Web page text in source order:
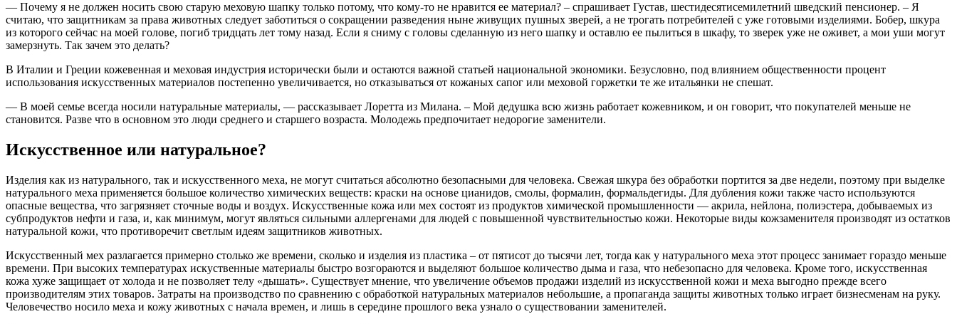
— Почему я не должен носить свою старую меховую шапку только потому, что кому-то не нравится ее материал? – спрашивает Густав, шестидесятисемилетний шведский пенсионер. – Я
считаю, что защитникам за права животных следует заботиться о сокращении разведения ныне живущих пушных зверей, а не трогать потребителей с уже готовыми изделиями. Бобер, шкура
из которого сейчас на моей голове, погиб тридцать лет тому назад. Если я сниму с головы сделанную из него шапку и оставлю ее пылиться в шкафу, то зверек уже не оживет, а мои уши могут
замерзнуть. Так зачем это делать?
В Италии и Греции кожевенная и меховая индустрия исторически были и остаются важной статьей национальной экономики. Безусловно, под влиянием общественности процент
использования искусственных материалов постепенно увеличивается, но отказываться от кожаных сапог или меховой горжетки те же итальянки не спешат.
— В моей семье всегда носили натуральные материалы, — рассказывает Лоретта из Милана. – Мой дедушка всю жизнь работает кожевником, и он говорит, что покупателей меньше не
становится. Разве что в основном это люди среднего и старшего возраста. Молодежь предпочитает недорогие заменители.
Искусственное или натуральное?
Изделия как из натурального, так и искусственного меха, не могут считаться абсолютно безопасными для человека. Свежая шкура без обработки портится за две недели, поэтому при выделке
натурального меха применяется большое количество химических веществ: краски на основе цианидов, смолы, формалин, формальдегиды. Для дубления кожи также часто используются
опасные вещества, что загрязняет сточные воды и воздух. Искусственные кожа или мех состоят из продуктов химической промышленности — акрила, нейлона, полиэстера, добываемых из
субпродуктов нефти и газа, и, как минимум, могут являться сильными аллергенами для людей с повышенной чувствительностью кожи. Некоторые виды кожзаменителя производят из остатков
натуральной кожи, что противоречит светлым идеям защитников животных.
Искусственный мех разлагается примерно столько же времени, сколько и изделия из пластика – от пятисот до тысячи лет, тогда как у натурального меха этот процесс занимает гораздо меньше
времени. При высоких температурах искуственные материалы быстро возгораются и выделяют большое количество дыма и газа, что небезопасно для человека. Кроме того, искусственная
кожа хуже защищает от холода и не позволяет телу «дышать». Существует мнение, что увеличение объемов продажи изделий из искусственной кожи и меха выгодно прежде всего
производителям этих товаров. Затраты на производство по сравнению с обработкой натуральных материалов небольшие, а пропаганда защиты животных только играет бизнесменам на руку.
Человечество носило меха и кожу животных с начала времен, и лишь в середине прошлого века узнало о существовании заменителей.